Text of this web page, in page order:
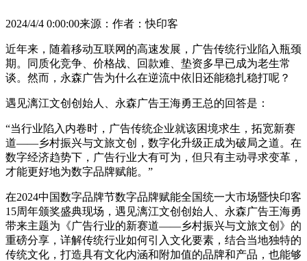
2024/4/4 0:00:00来源： 作者：快印客
近年来，随着移动互联网的高速发展，广告传统行业陷入瓶颈
期。同质化竞争、价格战、回款难、垫资多早已成为老生常
谈。然而，永森广告为什么在逆流中依旧还能稳扎稳打呢？
遇见漓江文创创始人、永森广告王海勇王总的回答是：
“当行业陷入内卷时，广告传统企业就该困境求生，拓宽新赛
道——乡村振兴与文旅文创，数字化升级正成为破局之道。在
数字经济趋势下，广告行业大有可为，但只有主动寻求变革，
才能更好地为数字品牌赋能。”
在2024中国数字品牌节数字品牌赋能全国统一大市场暨快印客
15周年颁奖盛典现场，遇见漓江文创创始人、永森广告王海勇
带来主题为《广告行业的新赛道——乡村振兴与文旅文创》的
重磅分享，详解传统行业如何引入文化要素，结合当地独特的
传统文化，打造具有文化内涵和附加值的品牌和产品，也能够